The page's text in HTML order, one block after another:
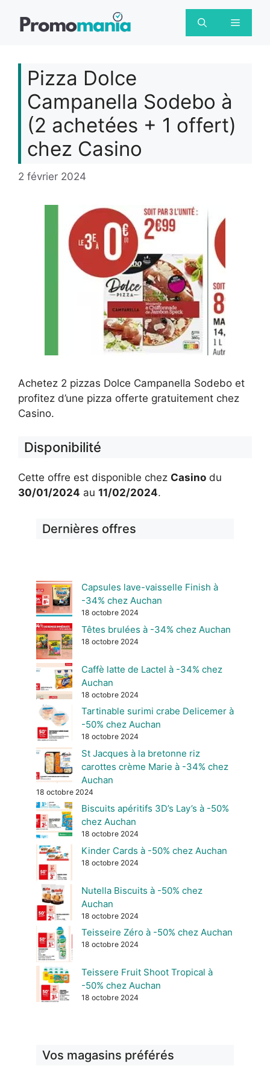
Menu
Pizza Dolce
Campanella Sodebo à
(2 achetées + 1 offert)
chez Casino
2 février 2024
Achetez 2 pizzas Dolce Campanella Sodebo et
profitez d’une pizza offerte gratuitement chez
Casino.
Disponibilité
Cette offre est disponible chez Casino du
30/01/2024 au 11/02/2024.
Dernières offres
Capsules lave-vaisselle Finish à
-34% chez Auchan
18 octobre 2024
Têtes brulées à -34% chez Auchan
18 octobre 2024
Caffè latte de Lactel à -34% chez
Auchan
18 octobre 2024
Tartinable surimi crabe Delicemer à
-50% chez Auchan
18 octobre 2024
St Jacques à la bretonne riz
carottes crème Marie à -34% chez
Auchan
18 octobre 2024
Biscuits apéritifs 3D’s Lay’s à -50%
chez Auchan
18 octobre 2024
Kinder Cards à -50% chez Auchan
18 octobre 2024
Nutella Biscuits à -50% chez
Auchan
18 octobre 2024
Teisseire Zéro à -50% chez Auchan
18 octobre 2024
Teissere Fruit Shoot Tropical à
-50% chez Auchan
18 octobre 2024
Vos magasins préférés